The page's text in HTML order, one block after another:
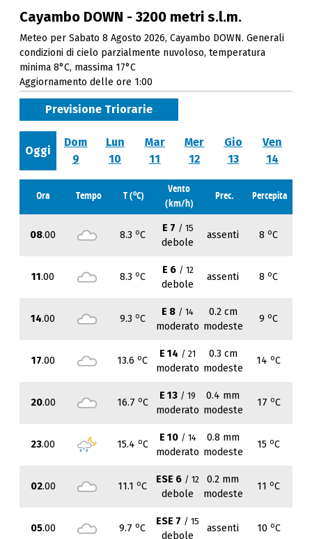
Cayambo DOWN - 3200 metri s.l.m.
Meteo per Sabato 8 Agosto 2026, Cayambo DOWN. Generali
condizioni di cielo parzialmente nuvoloso, temperatura
minima 8°C, massima 17°C
Aggiornamento delle ore 1:00
Previsione Triorarie
Oggi
Dom
9
Lun
10
Mar
11
Mer
12
Gio
13
Ven
14
Ora Tempo T (oC)
Vento
(km/h)
Prec. Percepita
08.00 8.3 oC
E 7 / 15
debole
assenti 8 oC
11.00 8.3 oC
E 6 / 12
debole
assenti 8 oC
14.00 9.3 oC
E 8 / 14
moderato
0.2 cm
modeste
9 oC
17.00 13.6 oC
E 14 / 21
moderato
0.3 cm
modeste
14 oC
20.00 16.7 oC
E 13 / 19
moderato
0.4 mm
modeste
17 oC
23.00 15.4 oC
E 10 / 14
moderato
0.8 mm
modeste
15 oC
02.00 11.1 oC
ESE 6 / 12
debole
0.2 mm
modeste
11 oC
05.00 9.7 oC
ESE 7 / 15
debole
assenti 10 oC